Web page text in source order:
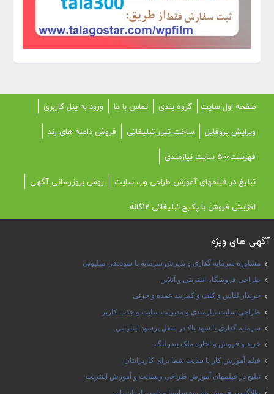
صفحه اول سایت گروه بندی تماس با ما
ورود به پنل کاربری
ویرایش پروفایل
ساخت تیزر تبلیغاتی
فروش دامنه های رند
فهرست500 سایت نیازمندی
تبلیغ در فیلمهای آموزش طراحی وب سایت
روش بروزرسانی آگهی
افزایش فروش با پکیج تبلیغاتی 12گانه
آگهی های ویژه
مشاوره سرمایه گذاری و پذیرش سرمایه با سوددهی میلیونی
طراحی فروشگاه اینترنتی و آنلاین
خریدار لباس و کیف و کمربند عمده و جزئی
طراحی سایت نیازمندی و مدیریت سایت و جذب کاربر
سرمایه گذاری با سود بالا در شغل پرسود اینترنتی
خرید و فروش و اجاره ملک بندرلنگه
فیلم آموزش کار با سایت شما برای کاربرانتان
تبلیغ در فیلمهای آموزش طراحی وبسایت و آموزش اینترنت